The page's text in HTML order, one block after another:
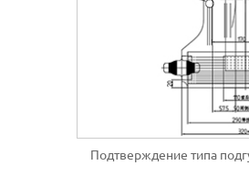
Подтверждение типа